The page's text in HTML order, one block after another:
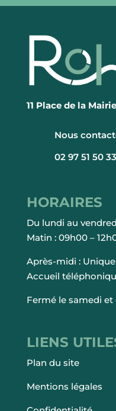
11 Place de la
Nous
02 97 51 50 33
HORAIRES
Du lundi au
Matin : 09h00 –
Après-midi :
Accueil
Fermé le samedi
LIENS
Plan du site
Mentions légales